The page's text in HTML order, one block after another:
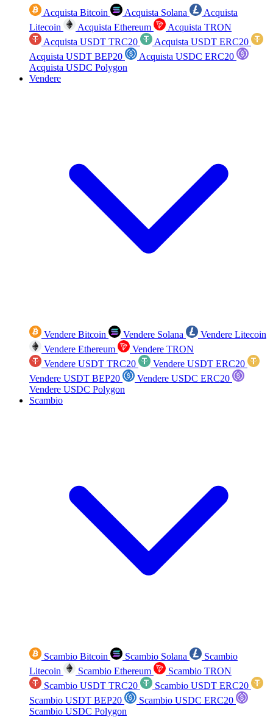
Acquista Bitcoin Acquista Solana
Acquista
Litecoin
Acquista Ethereum
Acquista TRON
Acquista USDT TRC20
Acquista USDT ERC20
Acquista USDT BEP20
Acquista USDC ERC20
Acquista USDC Polygon
Vendere
Vendere Bitcoin Vendere Solana
Vendere Litecoin
Vendere Ethereum
Vendere TRON
Vendere USDT TRC20
Vendere USDT ERC20
Vendere USDT BEP20
Vendere USDC ERC20
Vendere USDC Polygon
Scambio
Scambio Bitcoin Scambio Solana
Scambio
Litecoin
Scambio Ethereum
Scambio TRON
Scambio USDT TRC20
Scambio USDT ERC20
Scambio USDT BEP20
Scambio USDC ERC20
Scambio USDC Polygon